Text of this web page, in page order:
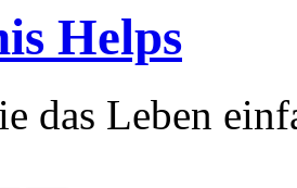
Helps
das Leben